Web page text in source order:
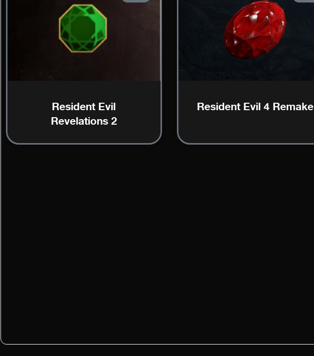
Resident Evil 4 Remake
Resident Evil
Revelations 2